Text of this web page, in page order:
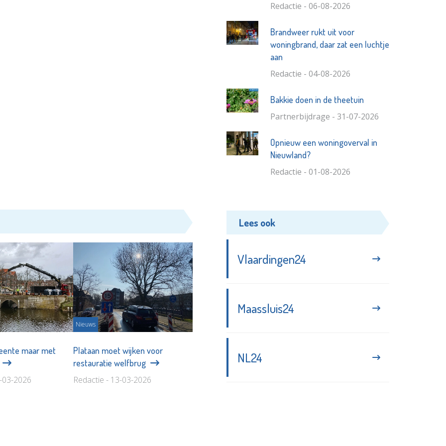
maar met
03-2026
Nieuws
Plataan moet wijken voor
restauratie welfbrug
Redactie - 13-03-2026
Redactie - 06-08-2026
Brandweer rukt uit voor
woningbrand, daar zat een luchtje
aan
Redactie - 04-08-2026
Bakkie doen in de theetuin
Partnerbijdrage - 31-07-2026
Opnieuw een woningoverval in
Nieuwland?
Redactie - 01-08-2026
Lees ook
Vlaardingen24
Maassluis24
NL24